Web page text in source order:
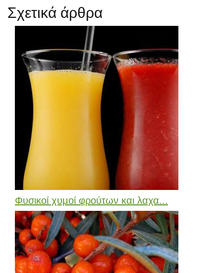
Σχετικά άρθρα
Φυσικοί χυμοί φρούτων και λαχα...